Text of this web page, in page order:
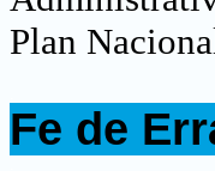
Plan
Fe de